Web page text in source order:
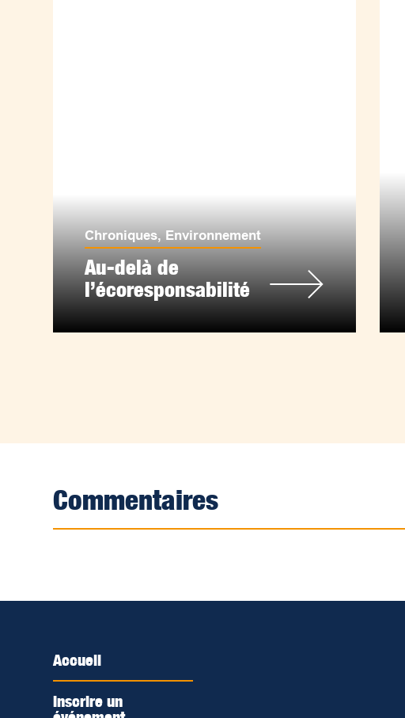
Chroniques, Environnement
Au-delà de
l’écoresponsabilité
Commentaires
Accueil
Inscrire un